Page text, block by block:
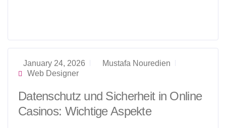
January 24, 2026
Mustafa Nouredien
Web Designer
Datenschutz und Sicherheit in Online
Casinos: Wichtige Aspekte